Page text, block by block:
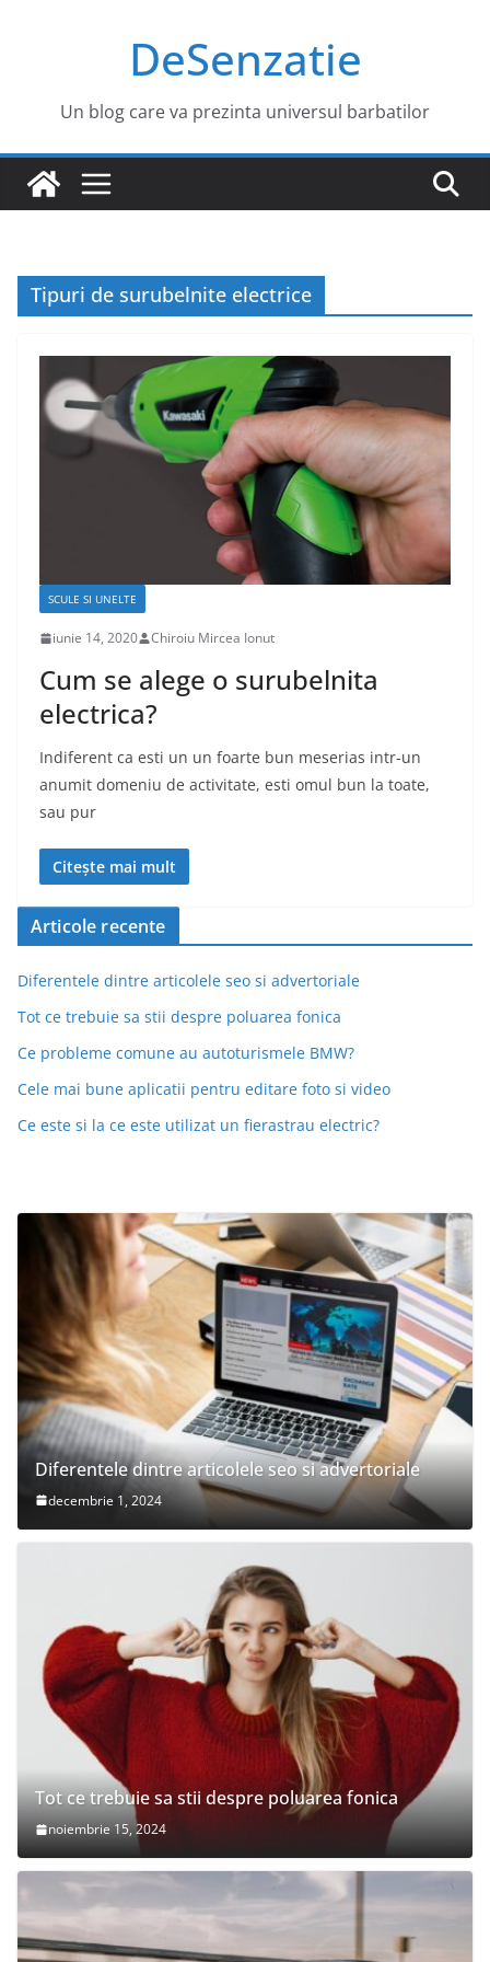
DeSenzatie
Un blog care va prezinta universul barbatilor
Tipuri de surubelnite electrice
SCULE SI UNELTE
iunie 14, 2020 Chiroiu Mircea Ionut
Cum se alege o surubelnita
electrica?
Indiferent ca esti un un foarte bun meserias intr-un
anumit domeniu de activitate, esti omul bun la toate,
sau pur
Citește mai mult
Articole recente
Diferentele dintre articolele seo si advertoriale
Tot ce trebuie sa stii despre poluarea fonica
Ce probleme comune au autoturismele BMW?
Cele mai bune aplicatii pentru editare foto si video
Ce este si la ce este utilizat un fierastrau electric?
Diferentele dintre articolele seo si advertoriale
decembrie 1, 2024
Tot ce trebuie sa stii despre poluarea fonica
noiembrie 15, 2024